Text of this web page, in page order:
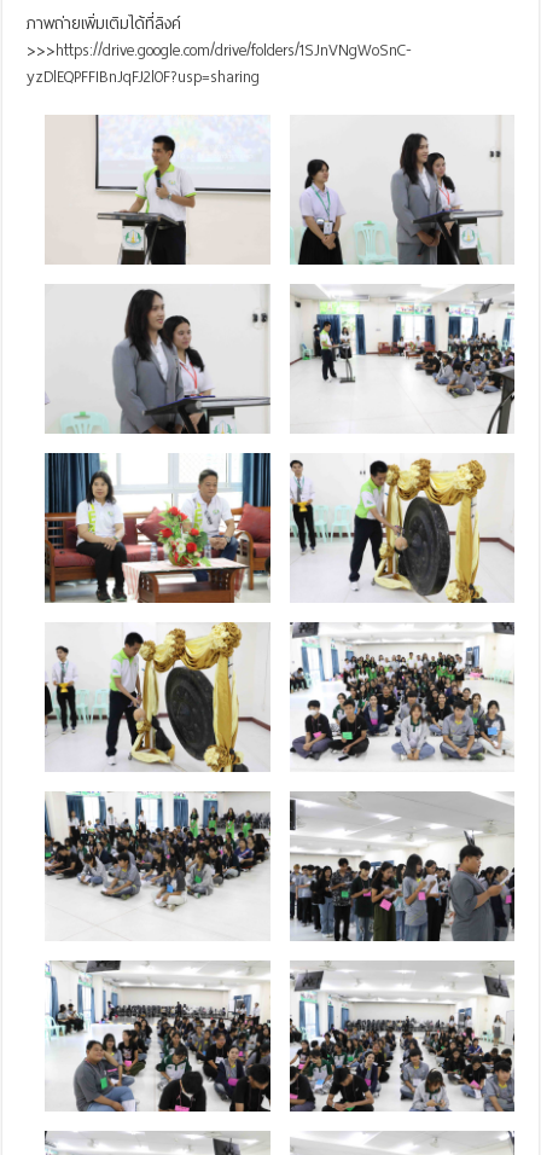
ภาพถ่ายเพิ่มเติมได้ที่ลิงค์
>>>https://drive.google.com/drive/folders/1SJnVNgWoSnC-
yzDlEQPFFIBnJqFJ2l0F?usp=sharing